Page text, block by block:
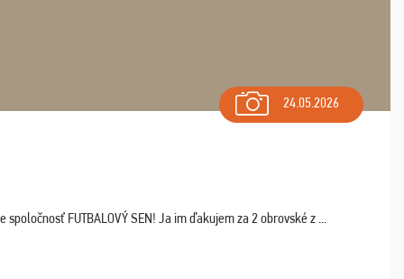
24.05.2026
FUTBALOVÝ SEN! Ja im ďakujem za 2 obrovské z ...